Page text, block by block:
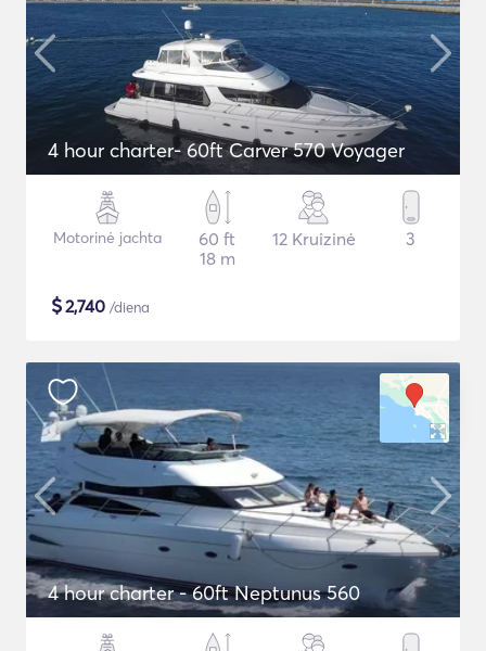
4 hour charter- 60ft Carver 570 Voyager
Motorinė jachta
60 ft
18 m
12 Kruizinė 3
$2,740 /diena
4 hour charter - 60ft Neptunus 560